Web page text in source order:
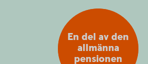
En del av den
allmänna
pensionen